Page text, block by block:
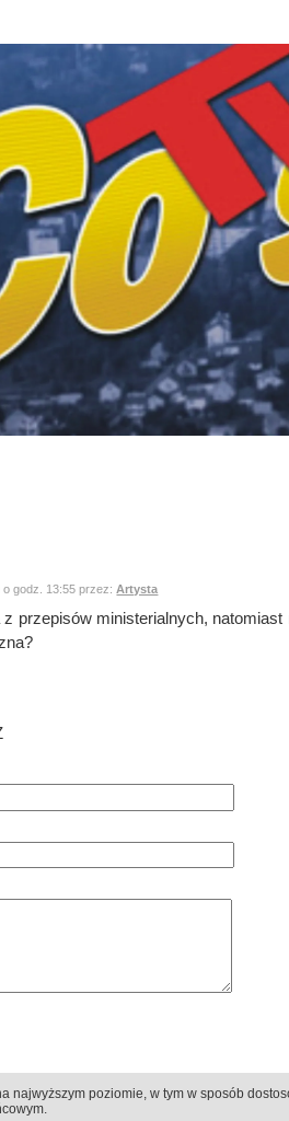
godz. 13:55 przez: Artysta
przepisów ministerialnych,
© 1995-2026 by Medial
najwyższym poziomie, w tym w sposób